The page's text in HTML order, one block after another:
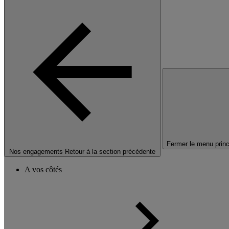
Nos engagements Retour à la section précédente
Fermer le menu
A vos côtés